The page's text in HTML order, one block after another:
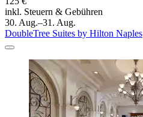
inkl. Steuern & Gebühren
30. Aug.–31. Aug.
DoubleTree Suites by Hilton Naples